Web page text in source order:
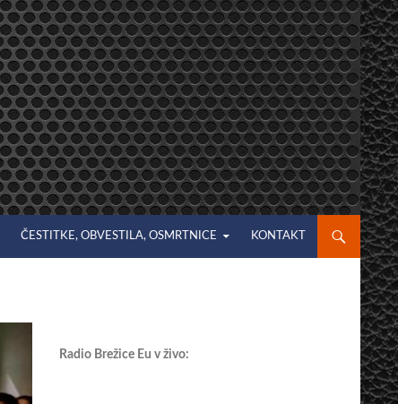
ČESTITKE, OBVESTILA, OSMRTNICE KONTAKT
Radio Brežice Eu v živo: